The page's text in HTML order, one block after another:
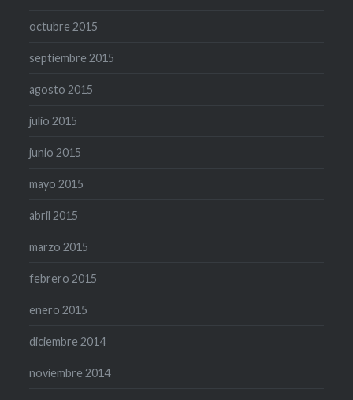
octubre 2015
septiembre 2015
agosto 2015
julio 2015
junio 2015
mayo 2015
abril 2015
marzo 2015
febrero 2015
enero 2015
diciembre 2014
noviembre 2014